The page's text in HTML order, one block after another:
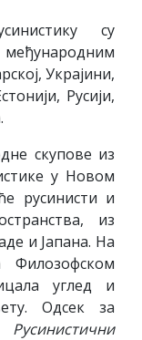
су
Украјини,
Русији,
скупове из
у Новом
русинисти и
из
и Јапана. На
Филозофском
углед и
Одсек за
Русинистични